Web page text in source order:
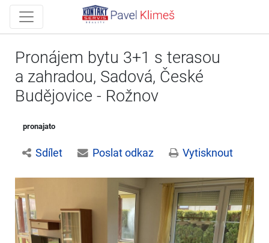
Pronájem bytu 3+1 s terasou
a zahradou, Sadová, České
Budějovice - Rožnov
pronajato
Sdílet Poslat odkaz Vytisknout